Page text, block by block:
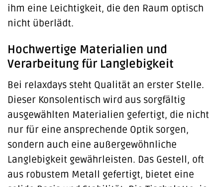
ihm eine Leichtigkeit, die den Raum optisch
nicht überlädt.
Hochwertige Materialien und
Verarbeitung für Langlebigkeit
Bei relaxdays steht Qualität an erster Stelle.
Dieser Konsolentisch wird aus sorgfältig
ausgewählten Materialien gefertigt, die nicht
nur für eine ansprechende Optik sorgen,
sondern auch eine außergewöhnliche
Langlebigkeit gewährleisten. Das Gestell, oft
aus robustem Metall gefertigt, bietet eine